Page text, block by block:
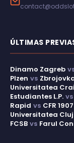
ÚLTIMAS
Dinamo Zagreb
Plzen vs
Universitatea
Estudiantes L.P. vs
Rapid vs CFR
Universitatea Cluj
FCSB vs Farul